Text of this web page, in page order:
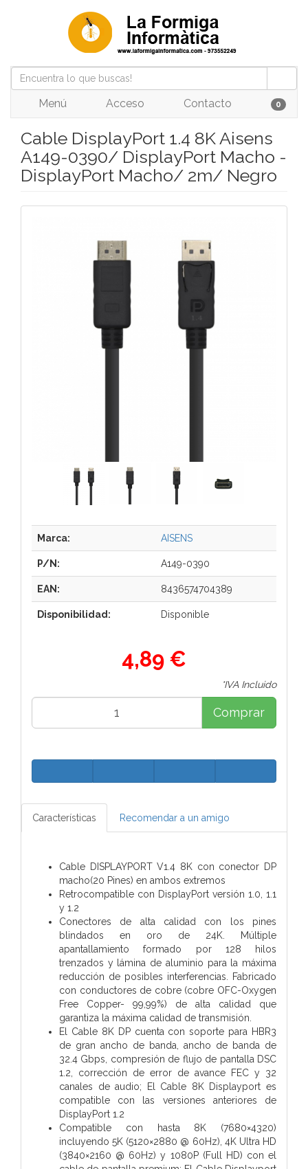
Menú Acceso Contacto 0
Cable DisplayPort 1.4 8K Aisens
A149-0390/ DisplayPort Macho -
DisplayPort Macho/ 2m/ Negro
Marca: AISENS
P/N: A149-0390
EAN: 8436574704389
Disponibilidad: Disponible
4,89 €
*IVA Incluido
Comprar
Características Recomendar a un amigo
Cable DISPLAYPORT V1.4 8K con conector DP
macho(20 Pines) en ambos extremos
Retrocompatible con DisplayPort versión 1.0, 1.1
y 1.2
Conectores de alta calidad con los pines
blindados en oro de 24K. Múltiple
apantallamiento formado por 128 hilos
trenzados y lámina de aluminio para la máxima
reducción de posibles interferencias. Fabricado
con conductores de cobre (cobre OFC-Oxygen
Free Copper- 99,99%) de alta calidad que
garantiza la máxima calidad de transmisión.
El Cable 8K DP cuenta con soporte para HBR3
de gran ancho de banda, ancho de banda de
32.4 Gbps, compresión de flujo de pantalla DSC
1.2, corrección de error de avance FEC y 32
canales de audio; El Cable 8K Displayport es
compatible con las versiones anteriores de
DisplayPort 1.2
Compatible con hasta 8K (7680×4320)
incluyendo 5K (5120×2880 @ 60Hz), 4K Ultra HD
(3840×2160 @ 60Hz) y 1080P (Full HD) con el